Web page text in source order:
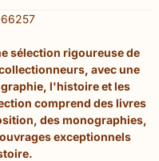
sélection rigoureuse de
avec une
l'histoire et les
comprend des livres
des monographies,
exceptionnels